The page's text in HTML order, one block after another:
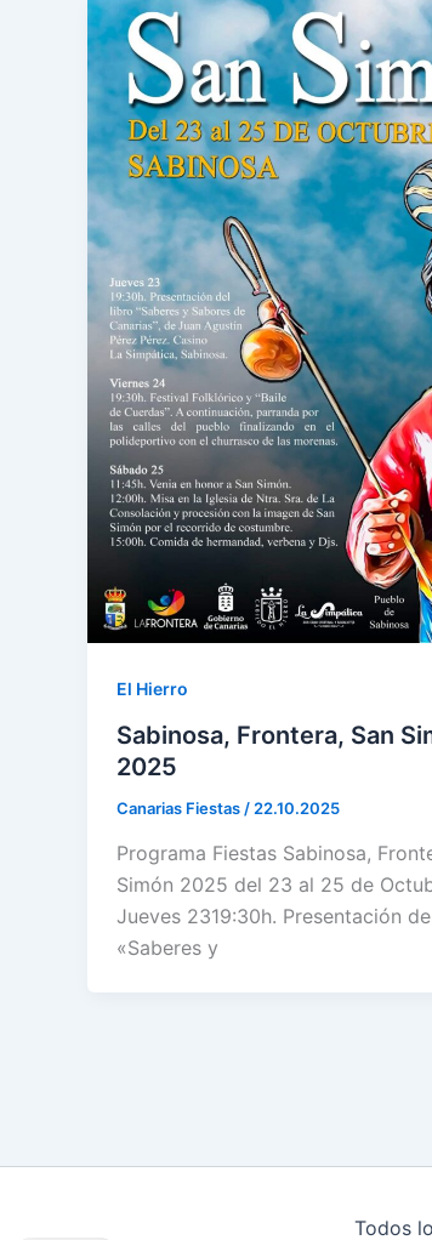
El Hierro
Sabinosa, Frontera, San
2025
Canarias Fiestas / 22.10.2025
Programa Fiestas Sabinosa,
Simón 2025 del 23 al 25 de
Jueves 2319:30h. Presentación
«Saberes y
Todos